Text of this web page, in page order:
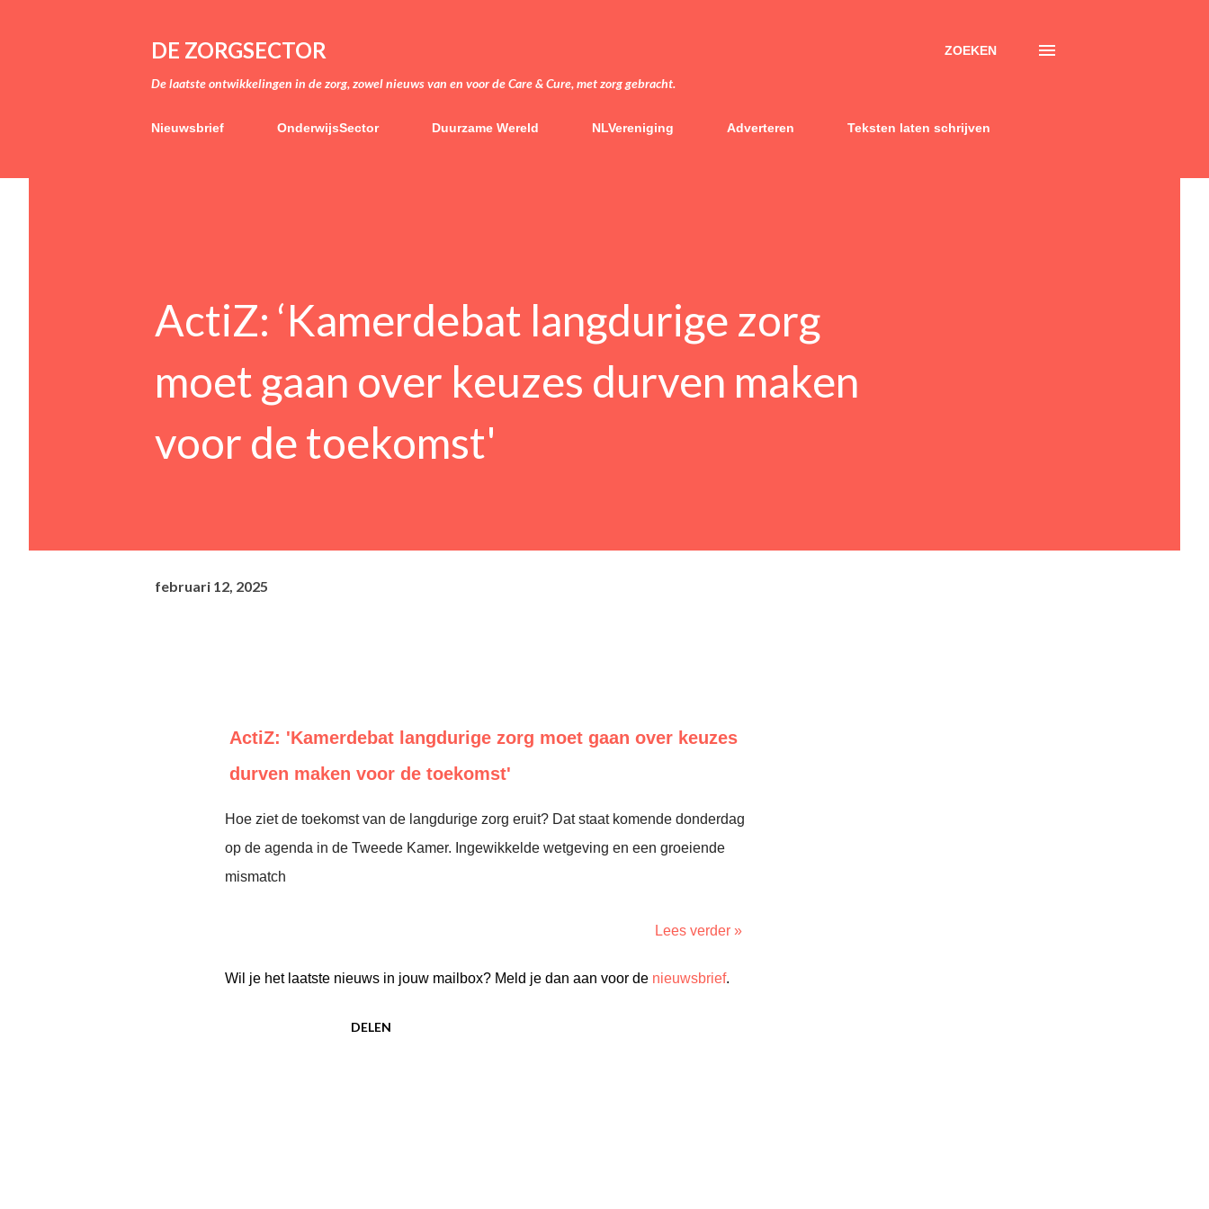
DE ZORGSECTOR
De laatste ontwikkelingen in de zorg, zowel nieuws van en voor de Care & Cure, met zorg gebracht.
ZOEKEN
Nieuwsbrief OnderwijsSector Duurzame Wereld NLVereniging Adverteren Teksten laten schrijven
ActiZ: ‘Kamerdebat langdurige zorg
moet gaan over keuzes durven maken
voor de toekomst'
februari 12, 2025
ActiZ: 'Kamerdebat langdurige zorg moet gaan over keuzes
durven maken voor de toekomst'
Hoe ziet de toekomst van de langdurige zorg eruit? Dat staat komende donderdag
op de agenda in de Tweede Kamer. Ingewikkelde wetgeving en een groeiende
mismatch
Lees verder »
Wil je het laatste nieuws in jouw mailbox? Meld je dan aan voor de nieuwsbrief.
DELEN